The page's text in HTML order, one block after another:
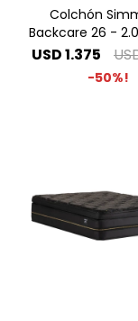
Colchón
Backcare 26 -
Super
USD1.375
50